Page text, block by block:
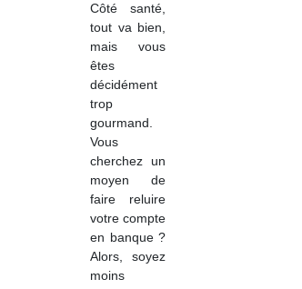
Côté santé,
tout va bien,
mais vous
êtes
décidément
trop
gourmand.
Vous
cherchez un
moyen de
faire reluire
votre compte
en banque ?
Alors, soyez
moins